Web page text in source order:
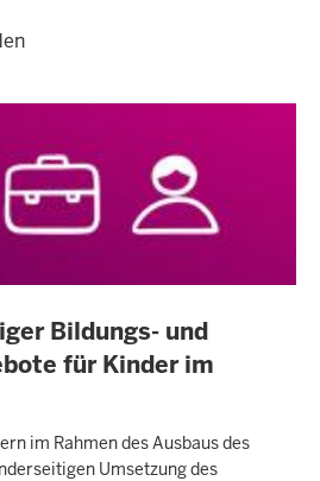
Bildungs- und
für Kinder im
im Rahmen des Ausbaus des
Umsetzung des